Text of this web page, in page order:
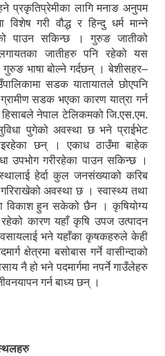
प्रकृतिप्रेमीका लागि मनाङ अनुपम
गरी वौद्ध र हिन्दु धर्म मान्ने
पाउन सकिन्छ । गुरुङ जातीको
जातीहरु पनि रहेको यस
भाषा बोल्ने गर्दछन् । बेशीसहर–
सडक यातायातले छोएपनि
सडक भएका कारण यात्रा गर्न
नेपाल टेलिकमको जि.एस.एम.
पुगेको अवस्था छ भने प्राईभेट
छन् । एकाध ठाउँमा बाहेक
उपभोग गरीरहेका पाउन सकिन्छ ।
हेर्दा कुल जनसंख्याको करिब
अवस्था छ । स्वास्थ्य तथा
विकाश हुन सकेको छैन । कृषियोग्य
कारण यहाँ कृषि उपज उत्पादन
भने यहाँका कृषकहरुले केही
क्षेत्रमा बसोबास गर्ने वासीन्दाको
नै हो भने पदमार्गमा नपर्ने गाउँलेहरु
गर्न बाध्य छन् ।
स्थलहरु